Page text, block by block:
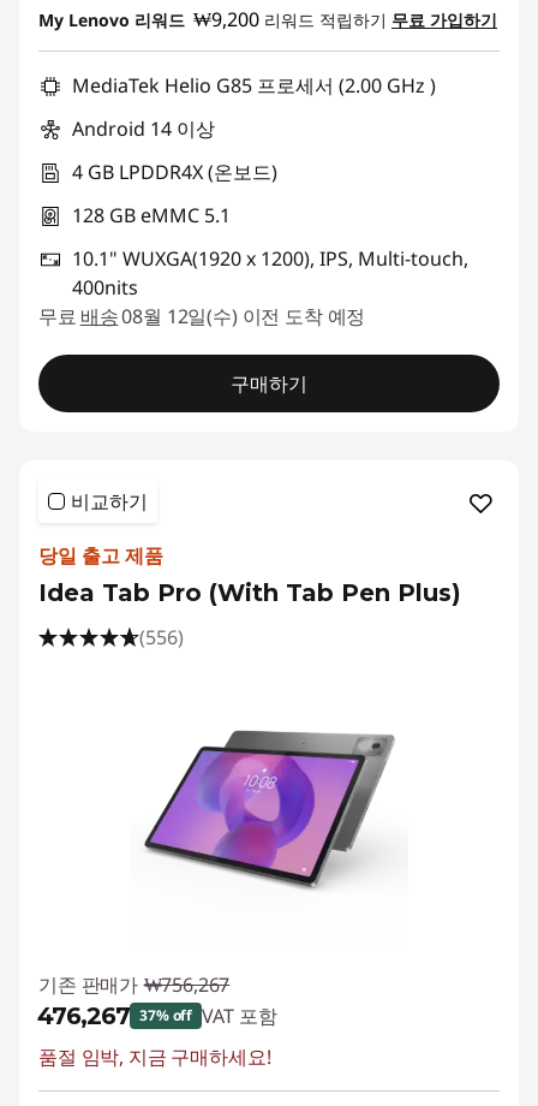
My Lenovo 리워드 ₩9,200 리워드 적립하기 무료 가입하기
MediaTek Helio G85 프로세서 (2.00 GHz )
Android 14 이상
4 GB LPDDR4X (온보드)
128 GB eMMC 5.1
10.1" WUXGA(1920 x 1200), IPS, Multi-touch,
400nits
무료 배송08월 12일(수) 이전 도착 예정
구매하기
비교하기
당일 출고 제품
Idea Tab Pro (With Tab Pen Plus)
(556)
기존 판매가 ₩756,267
₩476,267 37% off VAT 포함
즉시 할인: :-₩280,000
품절 임박, 지금 구매하세요!